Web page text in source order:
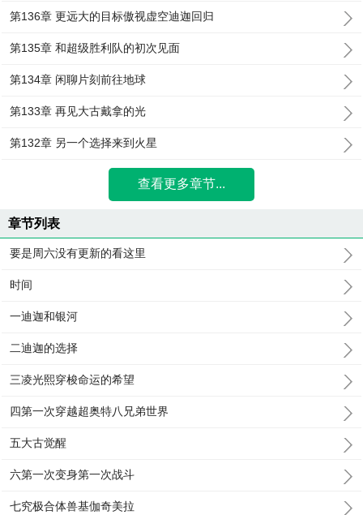
第136章 更远大的目标傲视虚空迪迦回归
第135章 和超级胜利队的初次见面
第134章 闲聊片刻前往地球
第133章 再见大古戴拿的光
第132章 另一个选择来到火星
查看更多章节...
章节列表
要是周六没有更新的看这里
时间
一迪迦和银河
二迪迦的选择
三凌光熙穿梭命运的希望
四第一次穿越超奥特八兄弟世界
五大古觉醒
六第一次变身第一次战斗
七究极合体兽基伽奇美拉